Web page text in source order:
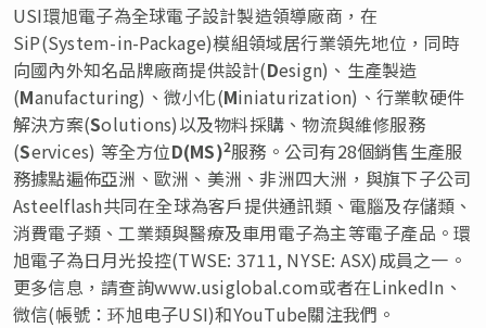
USI環旭電子為全球電子設計製造領導廠商，在
SiP(System-in-Package)模組領域居行業領先地位，同時
向國內外知名品牌廠商提供設計(Design)、生產製造
(Manufacturing)、微小化(Miniaturization)、行業軟硬件
解決方案(Solutions)以及物料採購、物流與維修服務
(Services) 等全方位D(MS)2服務。公司有28個銷售生產服
務據點遍佈亞洲、歐洲、美洲、非洲四大洲，與旗下子公司
Asteelflash共同在全球為客戶提供通訊類、電腦及存儲類、
消費電子類、工業類與醫療及車用電子為主等電子產品。環
旭電子為日月光投控(TWSE: 3711, NYSE: ASX)成員之一。
更多信息，請查詢www.usiglobal.com或者在LinkedIn、
微信(帳號：环旭电子USI)和YouTube關注我們。